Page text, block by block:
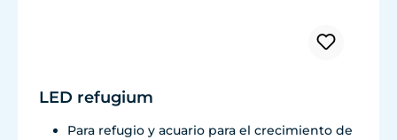
LED refugium
Para refugio y acuario para el crecimiento de